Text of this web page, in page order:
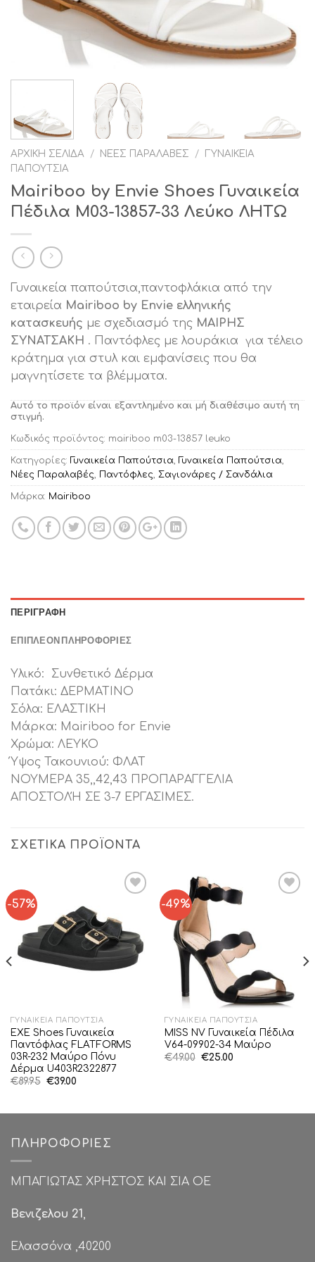
ΑΡΧΙΚΉ ΣΕΛΊΔΑ / ΝΈΕΣ ΠΑΡΑΛΑΒΈΣ /
ΓΥΝΑΙΚΕΊΑ
ΠΑΠΟΎΤΣΙΑ
Mairiboo by Envie Shoes Γυναικεία
Πέδιλα M03-13857-33 Λεύκο ΛΗΤΩ
Γυναικεία παπούτσια,παντοφλάκια από την
εταιρεία Mairiboo by Envie ελληνικής
κατασκευής με σχεδιασμό της ΜΑΙΡΗΣ
ΣΥΝΑΤΣΑΚΗ . Παντόφλες με λουράκια για τέλειο
κράτημα για στυλ και εμφανίσεις που θα
μαγνητίσετε τα βλέμματα.
Αυτό το προϊόν είναι εξαντλημένο και μή διαθέσιμο αυτή τη
στιγμή.
Κωδικός προϊόντος: mairiboo m03-13857 leuko
Κατηγορίες: Γυναικεία Παπούτσια, Γυναικεία Παπούτσια,
Νέες Παραλαβές, Παντόφλες, Σαγιονάρες / Σανδάλια
Μάρκα: Mairiboo
ΠΕΡΙΓΡΑΦΉ
ΕΠΙΠΛΈΟΝ ΠΛΗΡΟΦΟΡΊΕΣ
Υλικό: Συνθετικό Δέρμα
Πατάκι: ΔΕΡΜΑΤΙΝΟ
Σόλα: ΕΛΑΣΤΙΚΗ
Μάρκα: Mairiboo for Envie
Χρώμα: ΛΕΥΚΟ
Ύψος Τακουνιού: ΦΛΑΤ
ΝΟΥΜΕΡΑ 35,,42,43 ΠΡΟΠΑΡΑΓΓΕΛΙΑ
ΑΠΟΣΤΟΛΉ ΣΕ 3-7 ΕΡΓΑΣΙΜΕΣ.
ΣΧΕΤΙΚΆ ΠΡΟΪΌΝΤΑ
-57%
ΓΥΝΑΙΚΕΊΑ ΠΑΠΟΎΤΣΙΑ
EXE Shoes Γυναικεία
Παντόφλας FLATFORMS
03R-232 Μαύρο Πόνυ
Δέρμα U403R2322877
€89.95 Original
€39.00Η
-49%
ΓΥΝΑΙΚΕΊΑ ΠΑΠΟΎΤΣΙΑ
MISS NV Γυναικεία Πέδιλα
V64-09902-34 Μαύρο
€49.00 Original
€25.00Η
ΠΛΗΡΟΦΟΡΊΕΣ
ΜΠΑΓΙΩΤΑΣ ΧΡΗΣΤΟΣ ΚΑΙ ΣΙΑ ΟΕ
Βενιζελου 21,
Ελασσόνα ,40200